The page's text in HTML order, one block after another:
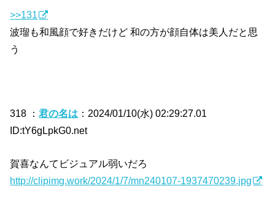
>>131
波瑠も和風顔で好きだけど 和の方が顔自体は美人だと思
う
318 ：君の名は ：2024/01/10(水) 02:29:27.01
ID:tY6gLpkG0.net
賀喜なんてビジュアル弱いだろ
http://clipimg.work/2024/1/7/mn240107-1937470239.jpg